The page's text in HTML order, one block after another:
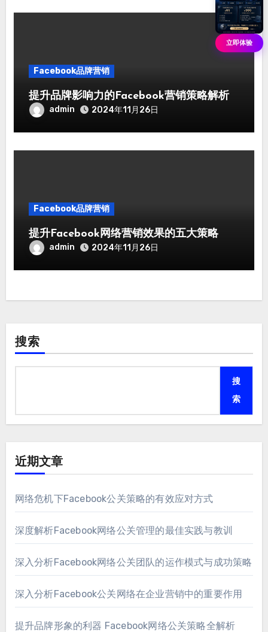
Facebook品牌营销
提升品牌影响力的Facebook营销策略解析
admin 2024年11月26日
Facebook品牌营销
提升Facebook网络营销效果的五大策略
admin 2024年11月26日
搜索
搜
索
近期文章
网络危机下Facebook公关策略的有效应对方式
深度解析Facebook网络公关管理的最佳实践与教训
深入分析Facebook网络公关团队的运作模式与成功策略
深入分析Facebook公关网络在企业营销中的重要作用
提升品牌形象的利器 Facebook网络公关策略全解析
立即体验